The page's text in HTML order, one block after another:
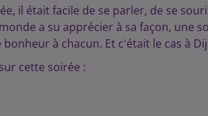
il était facile de se parler, de se
a su apprécier à sa façon, une
à chacun. Et c'était le cas à
cette soirée :